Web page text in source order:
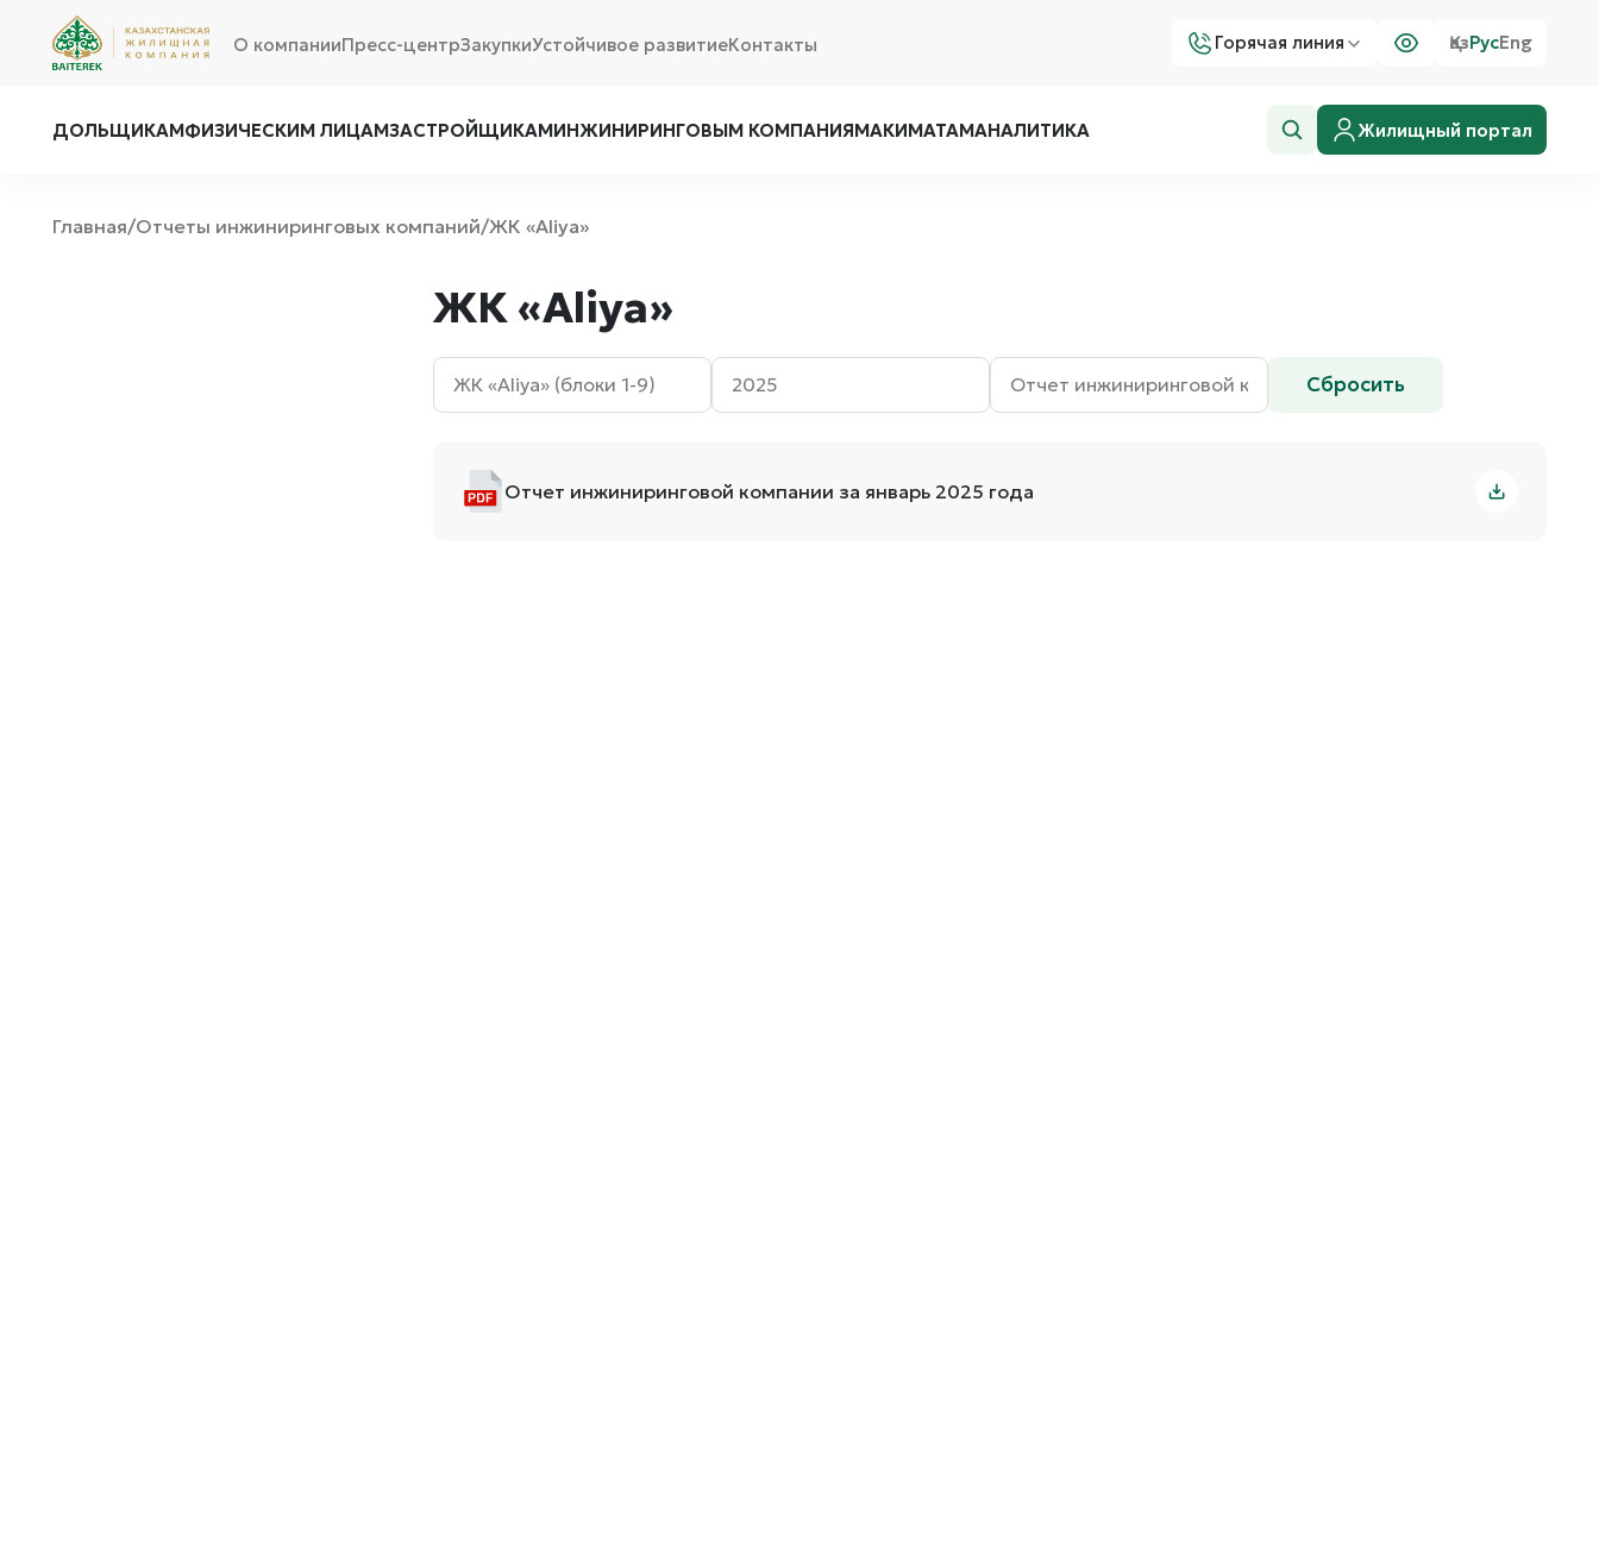
О компанииПресс-центрЗакупкиУстойчивое развитиеКонтакты Горячая линия ҚазРусEng
ДОЛЬЩИКАМФИЗИЧЕСКИМ ЛИЦАМЗАСТРОЙЩИКАМИНЖИНИРИНГОВЫМ КОМПАНИЯМАКИМАТАМАНАЛИТИКА Жилищный портал
Главная/Отчеты инжиниринговых компаний/ЖК «Aliya»
ЖК «Aliya»
Сбросить
Отчет инжиниринговой компании за январь 2025 года